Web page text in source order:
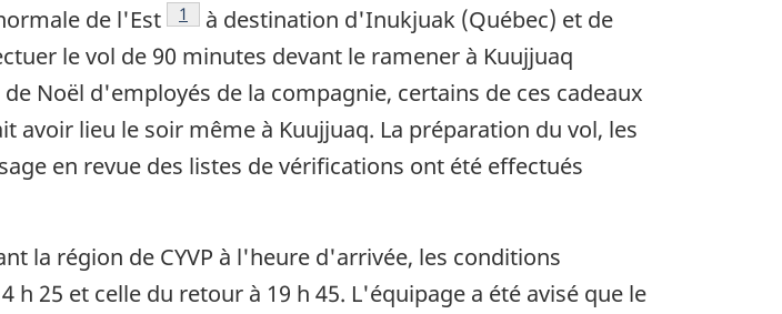
de l'Est
Note de bas de page
1
à destination d'Inukjuak (Québec) et de
le vol de 90 minutes devant le ramener à Kuujjuaq
Noël d'employés de la compagnie, certains de ces cadeaux
avoir lieu le soir même à Kuujjuaq. La préparation du vol, les
en revue des listes de vérifications ont été effectués
la région de CYVP à l'heure d'arrivée, les conditions
25 et celle du retour à 19 h 45. L'équipage a été avisé que le